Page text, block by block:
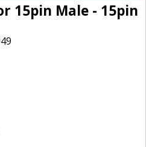
15pin Male - 15pin